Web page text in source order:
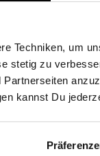
Techniken, um
stetig zu
kannst Du